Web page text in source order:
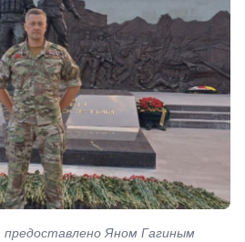
Яном Гагиным